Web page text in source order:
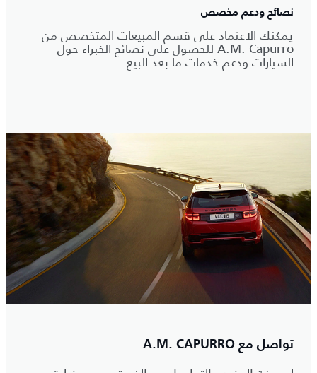
نصائح ودعم مخصص
يمكنك الاعتماد على قسم المبيعات المتخصص من
A.M.‎ Capurro للحصول على نصائح الخبراء حول
السيارات ودعم خدمات ما بعد البيع.
تواصل مع A.M.‎ CAPURRO